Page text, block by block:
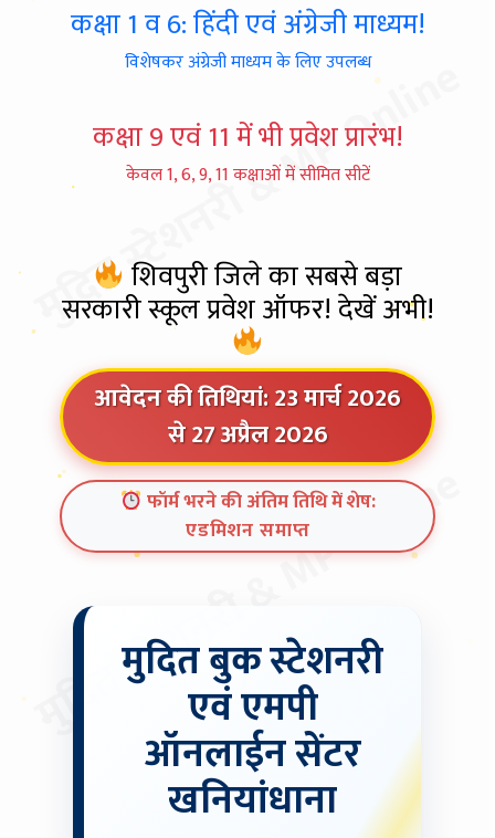
मुदित स्टेशनरी & MP Online
मुदित स्टेशनरी & MP Online
कक्षा 1 व 6: हिंदी एवं अंग्रेजी माध्यम!
विशेषकर अंग्रेजी माध्यम के लिए उपलब्ध
कक्षा 9 एवं 11 में भी प्रवेश प्रारंभ!
केवल 1, 6, 9, 11 कक्षाओं में सीमित सीटें
शिवपुरी जिले का सबसे बड़ा
सरकारी स्कूल प्रवेश ऑफर! देखें अभी!
आवेदन की तिथियां: 23 मार्च 2026
से 27 अप्रैल 2026
फॉर्म भरने की अंतिम तिथि में शेष:
एडमिशन समाप्त
मुदित बुक स्टेशनरी
एवं एमपी
ऑनलाईन सेंटर
खनियांधाना